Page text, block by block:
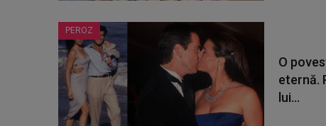
PEROZ
O
eternă.
lui...